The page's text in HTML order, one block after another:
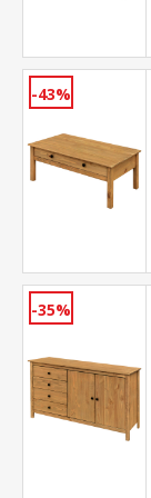
-43%
-35%